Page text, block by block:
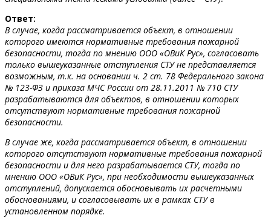
Ответ:
В случае, когда рассматривается объект, в отношении
которого имеются нормативные требования пожарной
безопасности, тогда по мнению ООО «ОВиК Рус», согласовать
только вышеуказанные отступления СТУ не представляется
возможным, т.к. на основании ч. 2 ст. 78 Федерального закона
№ 123-ФЗ и приказа МЧС России от 28.11.2011 № 710 СТУ
разрабатываются для объектов, в отношении которых
отсутствуют нормативные требования пожарной
безопасности.
В случае же, когда рассматривается объект, в отношении
которого отсутствуют нормативные требования пожарной
безопасности и для него разрабатывается СТУ, тогда по
мнению ООО «ОВиК Рус», при необходимости вышеуказанных
отступлений, допускается обосновывать их расчетными
обоснованиями, и согласовывать их в рамках СТУ в
установленном порядке.